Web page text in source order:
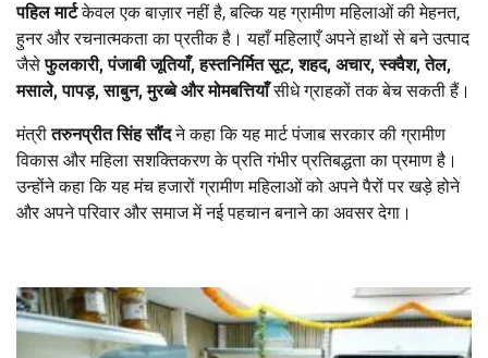
पहिल मार्टकेवल एक बाज़ार नहीं है, बल्कि यह ग्रामीण महिलाओं की मेहनत,
हुनर और रचनात्मकता का प्रतीक है। यहाँ महिलाएँ अपने हाथों से बने उत्पाद
जैसेफुलकारी,पंजाबी जूतियाँ,हस्तनिर्मित सूट,शहद, अचार,स्क्वैश,तेल,
मसाले,पापड़,साबुन,मुरब्बे और मोमबत्तियाँसीधे ग्राहकों तक बेच सकती हैं।
मंत्रीतरुनप्रीत सिंह सौंंदने कहा कि यह मार्ट पंजाब सरकार की ग्रामीण
विकास और महिला सशक्तिकरण के प्रति गंभीर प्रतिबद्धता का प्रमाण है।
उन्होंने कहा कि यह मंच हजारों ग्रामीण महिलाओं को अपने पैरों पर खड़े होने
और अपने परिवार और समाज में नई पहचान बनाने का अवसर देगा।